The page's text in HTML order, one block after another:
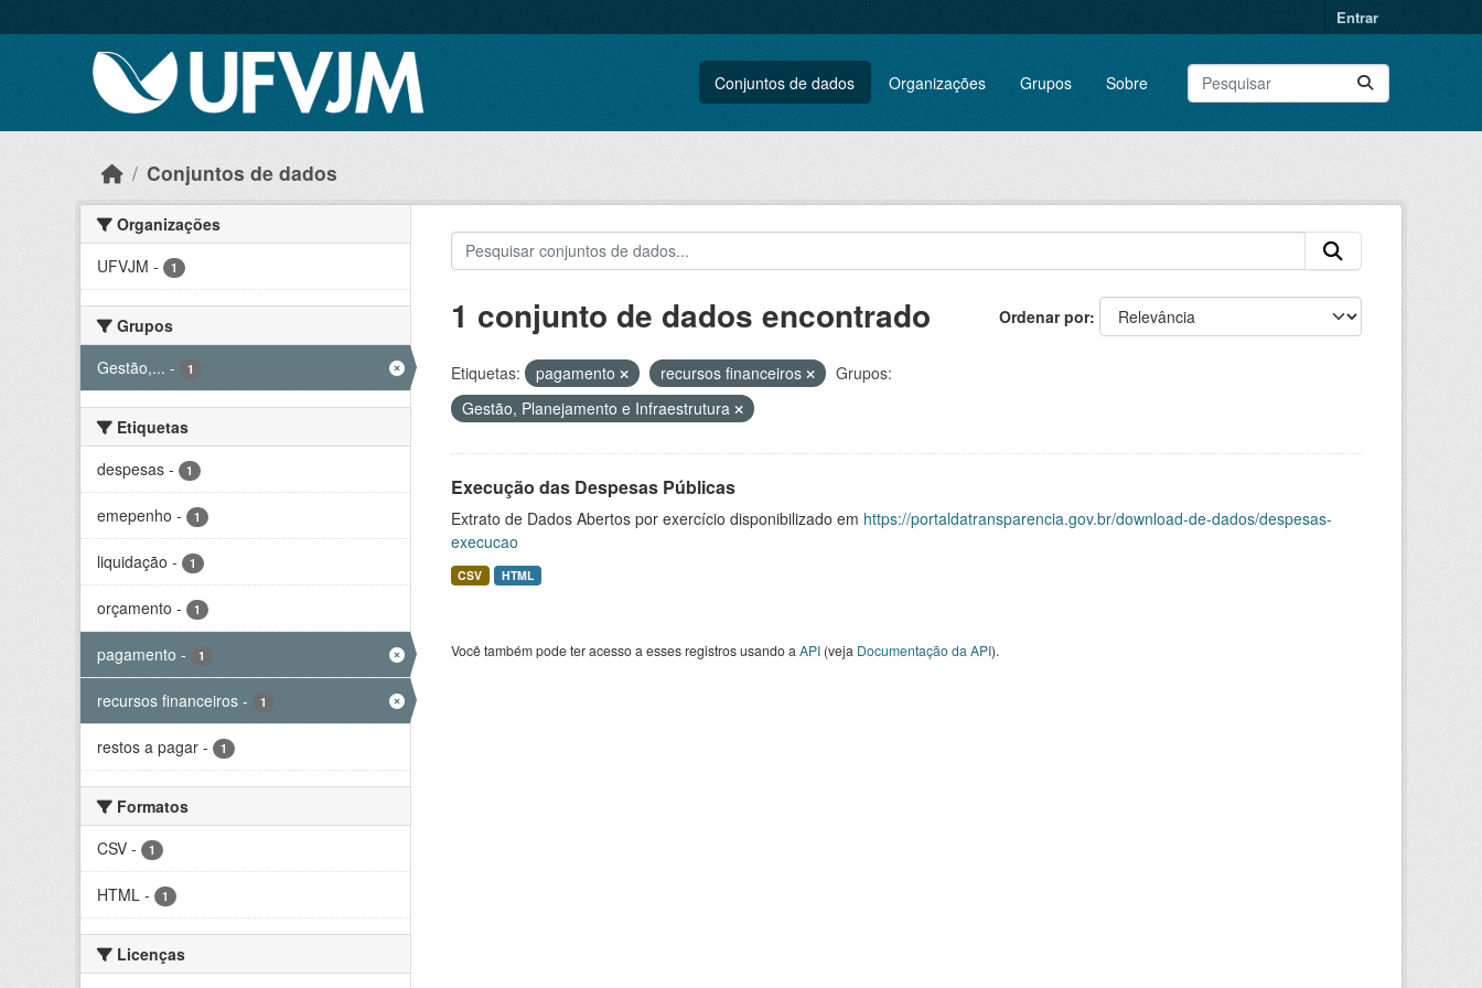
Entrar
Conjuntos de dados Organizações Grupos Sobre
Conjuntos de dados
Organizações
UFVJM - 1
Grupos
Gestão,... - 1
Etiquetas
despesas - 1
emepenho - 1
liquidação - 1
orçamento - 1
pagamento - 1
recursos financeiros - 1
restos a pagar - 1
Formatos
CSV - 1
HTML - 1
Licenças
Ordenar por
1 conjunto de dados encontrado
Etiquetas: pagamento recursos financeiros
Grupos:
Gestão, Planejamento e Infraestrutura
Execução das Despesas Públicas
Extrato de Dados Abertos por exercício disponibilizado em https://portaldatransparencia.gov.br/download-de-dados/despesas-
execucao
CSV HTML
Você também pode ter acesso a esses registros usando a API(veja Documentação da API).